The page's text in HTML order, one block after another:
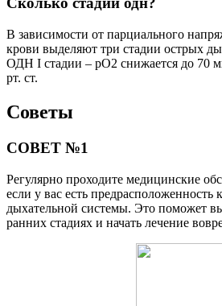
В зависимости от парциального
крови выделяют три стадии острых
ОДН I стадии – рО2 снижается до 70
рт. ст.
Советы
СОВЕТ №1
Регулярно проходите медицинские
если у вас есть предрасположенность
дыхательной системы. Это поможет
ранних стадиях и начать лечение